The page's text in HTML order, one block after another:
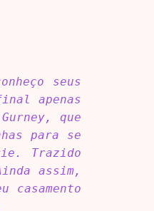
seus
apenas
que
para se
Trazido
assim,
casamento